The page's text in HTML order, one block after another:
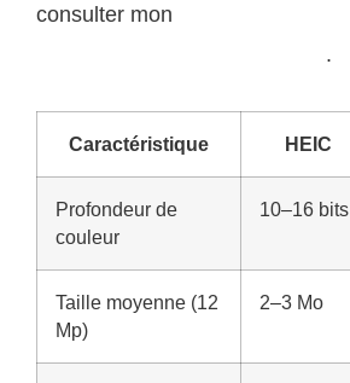
consulter mon
.
Caractéristique HEIC
Profondeur de
couleur
10–16 bits
Taille moyenne (12
Mp)
2–3 Mo